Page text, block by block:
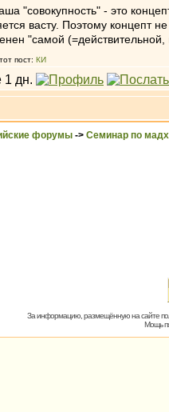
"совокупность" - это
васту. Поэтому концепт
"самой
пост: КИ
форумы -> Семинар по
За информацию, размещённую на сайте
Мощь